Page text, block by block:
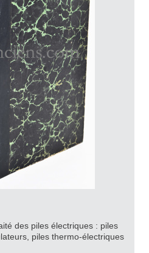
des piles électriques : piles
piles thermo-électriques